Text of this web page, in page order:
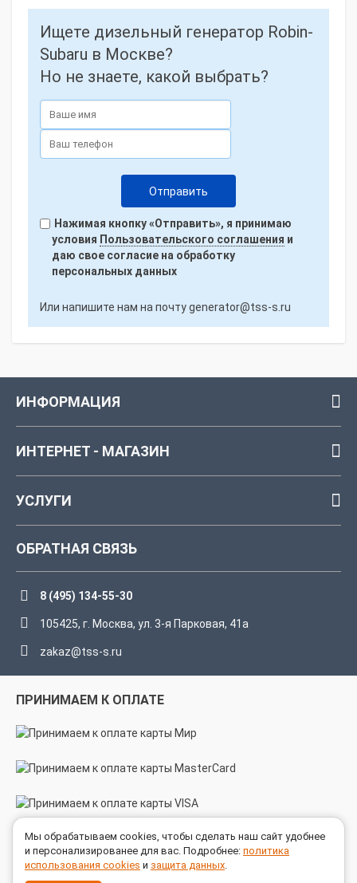
Ищете дизельный генератор Robin-
Subaru в Москве?
Но не знаете, какой выбрать?
Нажимая кнопку «Отправить», я принимаю
условия Пользовательского соглашения и
даю свое согласие на обработку
персональных данных
Или напишите нам на почтуgenerator@tss-s.ru
ИНФОРМАЦИЯ
ИНТЕРНЕТ - МАГАЗИН
УСЛУГИ
ОБРАТНАЯ СВЯЗЬ
8 (495) 134-55-30
105425, г. Москва, ул. 3-я Парковая, 41а
zakaz@tss-s.ru
ПРИНИМАЕМ К ОПЛАТЕ
МЫ В СОЦСЕТЯХ
Мы обрабатываем cookies, чтобы сделать наш сайт удобнее
и персонализированее для вас. Подробнее: политика
использования cookies и защита данных.